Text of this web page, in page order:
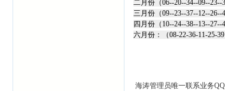
二月份（06--20--34--09--23--
三月份（09--23--37--12--26--
四月份（10--24--38--13--
六月份：（08-22-36-11-25-39
海涛管理员唯一联系业务